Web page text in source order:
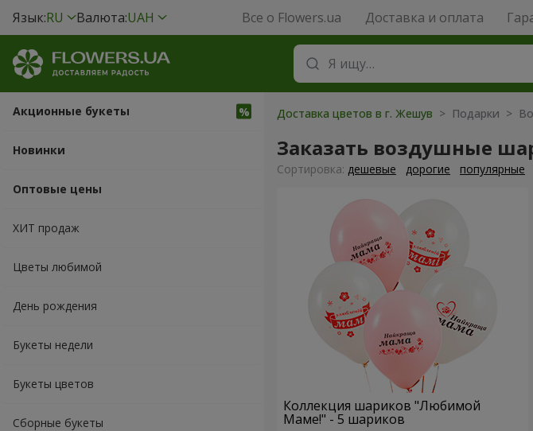
Язык:RU Валюта:UAH Все о Flowers.ua Доставка и оплата
Акционные букеты
Новинки
Оптовые цены
ХИТ продаж
Цветы любимой
День рождения
Букеты недели
Букеты цветов
Сборные букеты
Доставка цветов в г. Жешув > Подарки >
Заказать воздушные
Cортировка: дешевые дорогие популярные
Коллекция шариков "Любимой
Маме!" - 5 шариков